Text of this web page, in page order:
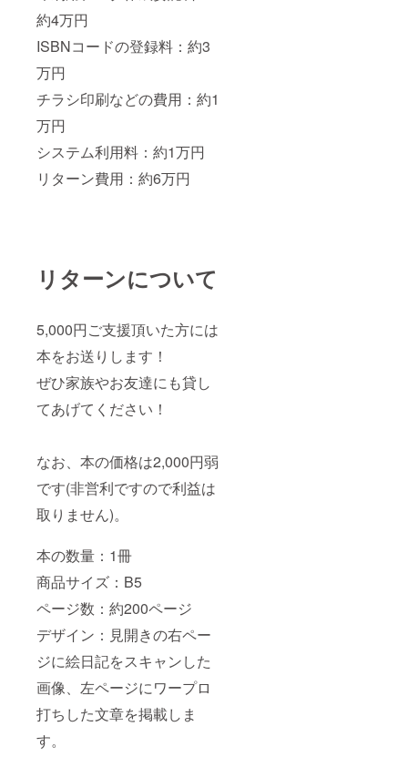
約4万円
ISBNコードの登録料：約3
万円
チラシ印刷などの費用：約1
万円
システム利用料：約1万円
リターン費用：約6万円
リターンについて
5,000円ご支援頂いた方には
本をお送りします！
ぜひ家族やお友達にも貸し
てあげてください！
なお、本の価格は2,000円弱
です(非営利ですので利益は
取りません)。
本の数量：1冊
商品サイズ：B5
ページ数：約200ページ
デザイン：見開きの右ペー
ジに絵日記をスキャンした
画像、左ページにワープロ
打ちした文章を掲載しま
す。